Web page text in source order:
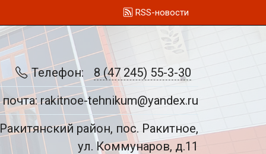
RSS-новости
Телефон:
8 (47 245) 55-3-30
rakitnoe-tehnikum@yandex.ru
Ракитянский район, пос. Ракитное,
ул. Коммунаров, д.11